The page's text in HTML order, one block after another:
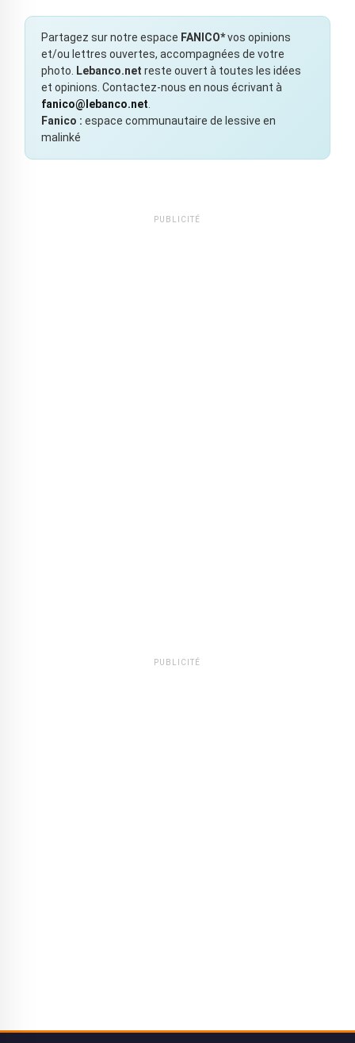
Partagez sur notre espace FANICO*vos opinions
et/ou lettres ouvertes, accompagnées de votre
photo.
Lebanco.net reste ouvert à toutes les idées
et opinions. Contactez-nous en nous écrivant à
fanico@lebanco.net
Fanico : espace communautaire de lessive en
malinké
PUBLICITÉ
PUBLICITÉ